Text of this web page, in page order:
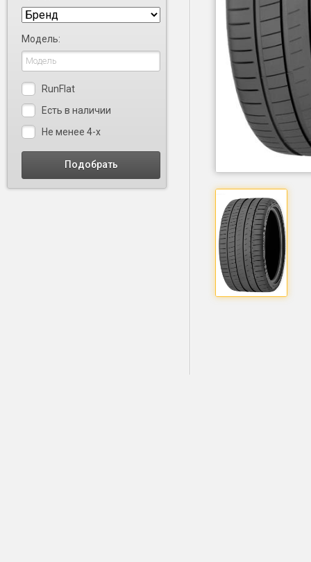
Модель:
RunFlat
Есть в наличии
Не менее 4-х